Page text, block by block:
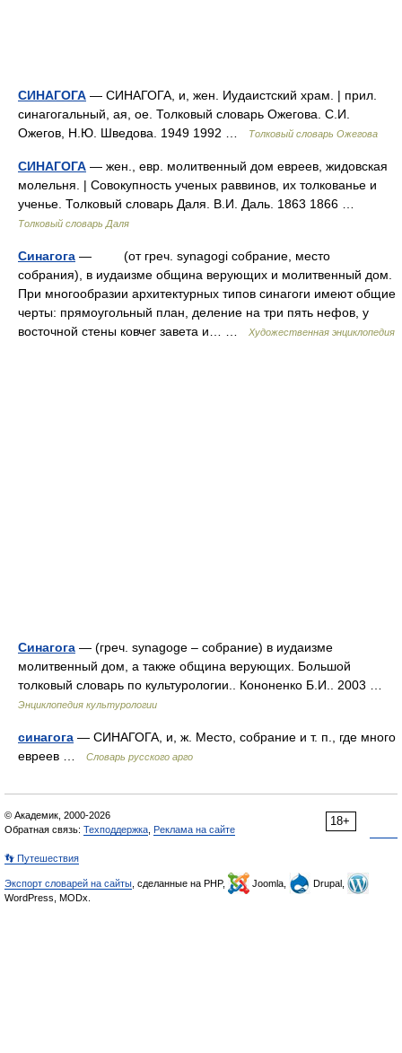
СИНАГОГА — СИНАГОГА, и, жен. Иудаистский храм. | прил.
синагогальный, ая, ое. Толковый словарь Ожегова. С.И.
Ожегов, Н.Ю. Шведова. 1949 1992 …
Толковый словарь Ожегова
СИНАГОГА — жен., евр. молитвенный дом евреев, жидовская
молельня. | Совокупность ученых раввинов, их толкованье и
ученье. Толковый словарь Даля. В.И. Даль. 1863 1866 …
Толковый словарь Даля
Синагога — (от греч. synagogi собрание, место
собрания), в иудаизме община верующих и молитвенный дом.
При многообразии архитектурных типов синагоги имеют общие
черты: прямоугольный план, деление на три пять нефов, у
восточной стены ковчег завета и… …
Художественная энциклопедия
Синагога — (греч. synagoge – собрание) в иудаизме
молитвенный дом, а также община верующих. Большой
толковый словарь по культурологии.. Кононенко Б.И.. 2003 …
Энциклопедия культурологии
синагога — СИНАГОГА, и, ж. Место, собрание и т. п., где много
евреев …
Словарь русского арго
18+
© Академик, 2000-2026
Обратная связь: Техподдержка Реклама на сайте
👣 Путешествия
Экспорт словарей на сайты , сделанные на PHP, Joomla,
Drupal,
WordPress, MODx.